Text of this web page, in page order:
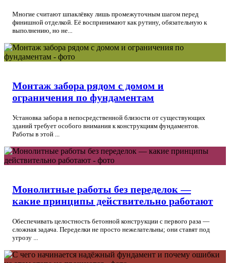
Многие считают шпаклёвку лишь промежуточным шагом перед
финишной отделкой. Её воспринимают как рутину, обязательную к
выполнению, но не...
Монтаж забора рядом с домом и
ограничения по фундаментам
Установка забора в непосредственной близости от существующих
зданий требует особого внимания к конструкциям фундаментов.
Работы в этой ...
Монолитные работы без переделок —
какие принципы действительно работают
Обеспечивать целостность бетонной конструкции с первого раза —
сложная задача. Переделки не просто нежелательны; они ставят под
угрозу ...